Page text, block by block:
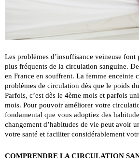
Les problèmes d’insuffisance veineuse font
plus fréquents de la circulation sanguine.
en France en souffrent. La femme enceinte
problèmes de circulation dès que le poids
Parfois, c’est dès le 4ème mois et parfois
mois. Pour pouvoir améliorer votre
fondamental que vous adoptiez des
changement d’habitudes de vie peut avoir
votre santé et faciliter considérablement
COMPRENDRE LA CIRCULATION